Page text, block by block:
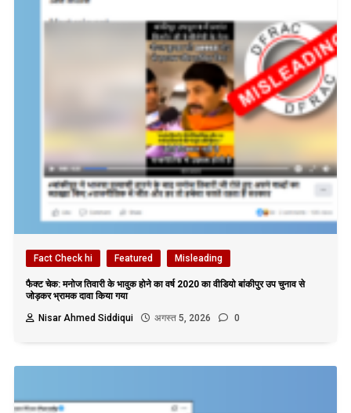
Fact Check hi Featured Misleading
फैक्ट चेक: मनोज तिवारी के भावुक होने का वर्ष 2020 का वीडियो बांकीपुर उप चुनाव से
जोड़कर भ्रामक दावा किया गया
Nisar Ahmed Siddiqui
अगस्त 5, 2026 0